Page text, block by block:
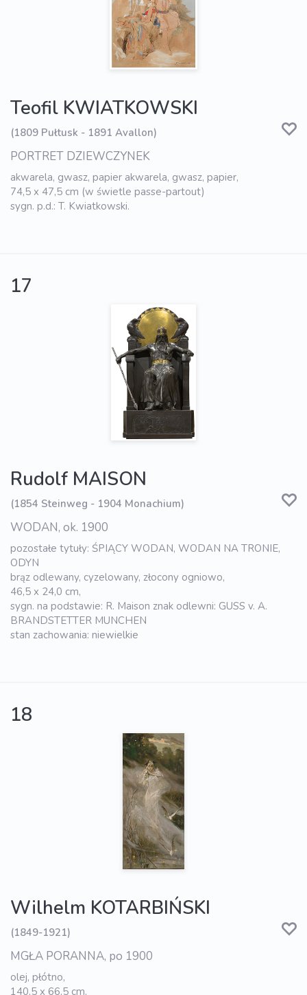
Teofil KWIATKOWSKI
(1809 Pułtusk - 1891 Avallon)
PORTRET DZIEWCZYNEK
akwarela, gwasz, papier akwarela, gwasz, papier,
74,5 x 47,5 cm (w świetle passe-partout)
sygn. p.d.: T. Kwiatkowski.
17
Rudolf MAISON
(1854 Steinweg - 1904 Monachium)
WODAN, ok. 1900
pozostałe tytuły: ŚPIĄCY WODAN, WODAN NA TRONIE,
ODYN
brąz odlewany, cyzelowany, złocony ogniowo,
46,5 x 24,0 cm,
sygn. na podstawie: R. Maison znak odlewni: GUSS v. A.
BRANDSTETTER MUNCHEN
stan zachowania: niewielkie
18
Wilhelm KOTARBIŃSKI
(1849-1921)
MGŁA PORANNA, po 1900
olej, płótno,
140,5 x 66,5 cm,